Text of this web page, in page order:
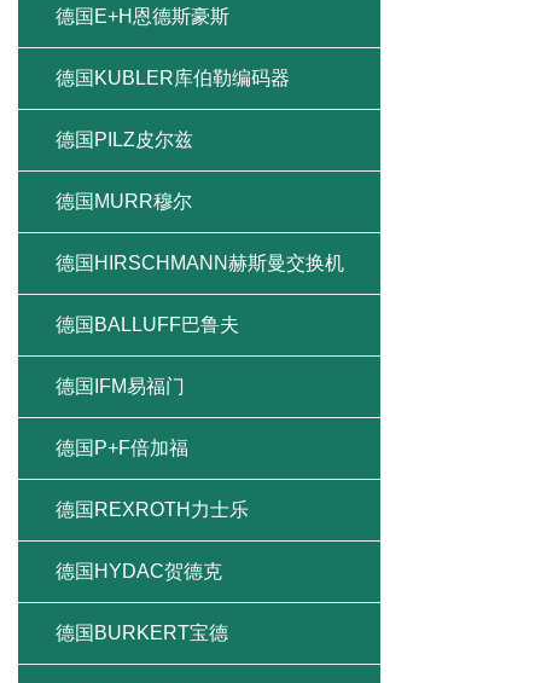
德国E+H恩德斯豪斯
德国KUBLER库伯勒编码器
德国PILZ皮尔兹
德国MURR穆尔
德国HIRSCHMANN赫斯曼交换机
德国BALLUFF巴鲁夫
德国IFM易福门
德国P+F倍加福
德国REXROTH力士乐
德国HYDAC贺德克
德国BURKERT宝德